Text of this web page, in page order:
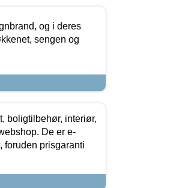
og i deres
sengen og
boligtilbehør, interiør,
De er e-
foruden prisgaranti